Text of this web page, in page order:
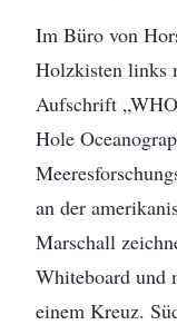
Im Büro von
Holzkisten links
Aufschrift
Hole
an der
Marschall
Whiteboard und
einem Kreuz.